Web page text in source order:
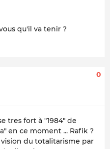
qu'il va tenir ?
0
tres fort à "1984" de
en ce moment ... Rafik ?
du totalitarisme par